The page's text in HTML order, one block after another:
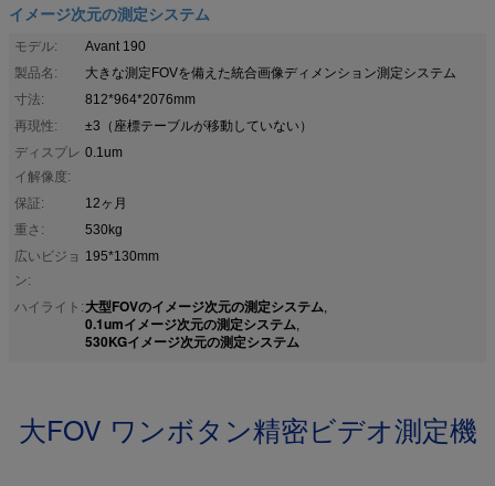
イメージ次元の測定システム
モデル:
Avant 190
製品名:
大きな測定FOVを備えた統合画像ディメンション測定システム
寸法:
812*964*2076mm
再現性:
±3（座標テーブルが移動していない）
ディスプレ
イ解像度:
0.1um
保証:
12ヶ月
重さ:
530kg
広いビジョ
ン:
195*130mm
ハイライト:大型FOVのイメージ次元の測定システム,
0.1umイメージ次元の測定システム,
530KGイメージ次元の測定システム
大FOV ワンボタン精密ビデオ測定機